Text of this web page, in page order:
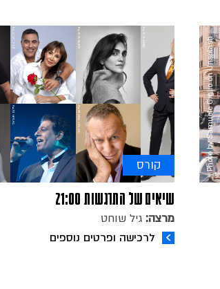
Photo by Samuele Giglio on Unsplash קורס
שיאים של התרגשות 21:00
מרצה:גיל שוחט
לרכישה ופרטים נוספים